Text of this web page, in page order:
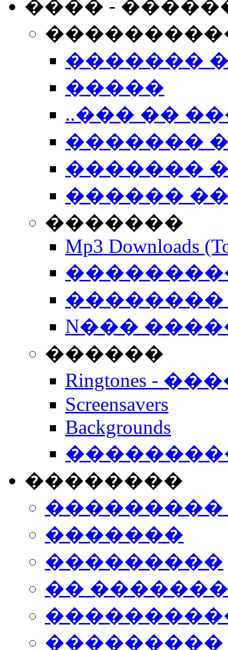
���� -
�������
�����
..��� ��
�������
�������
������
�������
Mp3 Downloads
��������
N���
������
Ringtones -
Screensavers
Backgrounds
��������
���������
�������
���������
��
���������